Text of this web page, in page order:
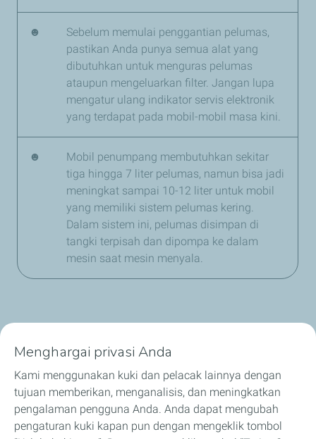
☻
Sebelum memulai penggantian pelumas,
pastikan Anda punya semua alat yang
dibutuhkan untuk menguras pelumas
ataupun mengeluarkan filter. Jangan lupa
mengatur ulang indikator servis elektronik
yang terdapat pada mobil-mobil masa kini.
☻
Mobil penumpang membutuhkan sekitar
tiga hingga 7 liter pelumas, namun bisa jadi
meningkat sampai 10-12 liter untuk mobil
yang memiliki sistem pelumas kering.
Dalam sistem ini, pelumas disimpan di
tangki terpisah dan dipompa ke dalam
mesin saat mesin menyala.
Tentang Kami
Pelumas
Bisnis
Menghargai privasi Anda
Kami menggunakan kuki dan pelacak lainnya dengan
tujuan memberikan, menganalisis, dan meningkatkan
pengalaman pengguna Anda. Anda dapat mengubah
pengaturan kuki kapan pun dengan mengeklik tombol